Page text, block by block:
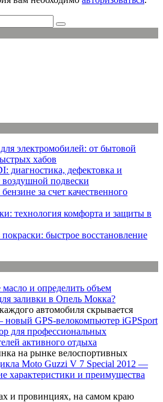
электромобилей: от бытовой
хабов
диагностика, дефектовка и
подвески
за счет качественного
технология комфорта и защиты в
быстрое восстановление
и определить объем
заливки в Опель Мокка?
автомобиля скрывается
GPS-велокомпьютер iGPSport
для профессиональных
активного отдыха
на рынке велоспортивных
Moto Guzzi V 7 Special 2012 —
характеристики и преимущества
и провинциях, на самом краю